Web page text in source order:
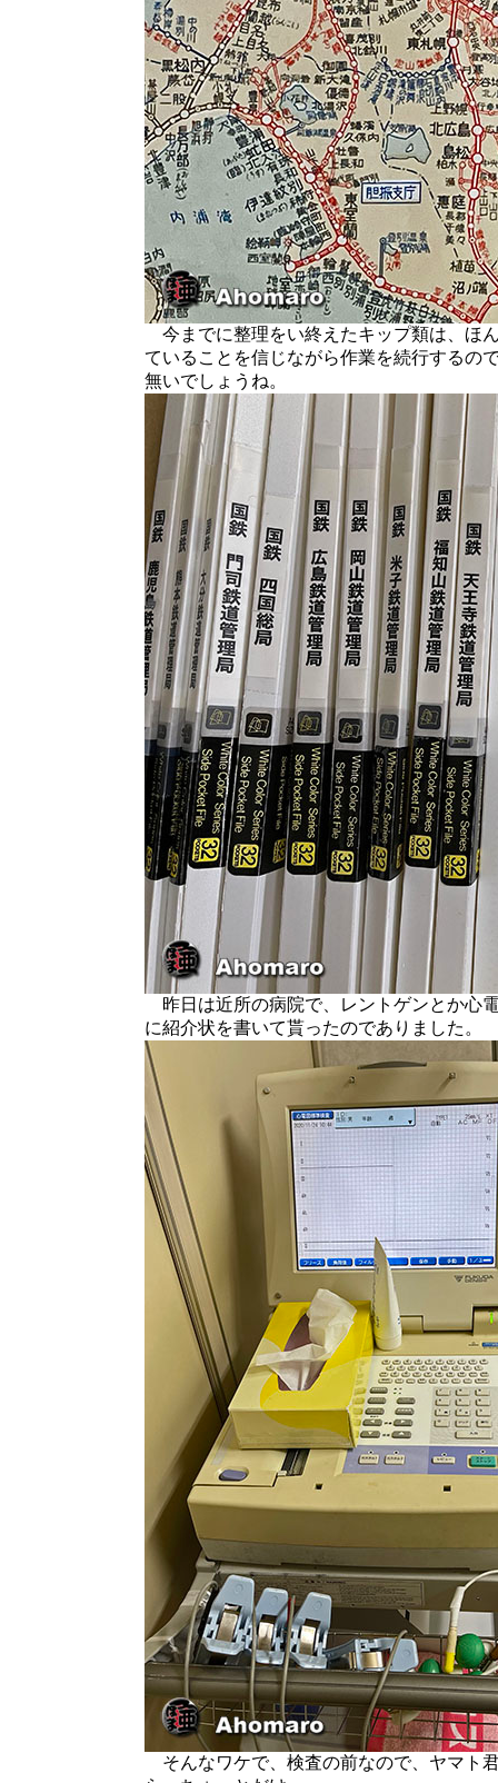
今までに整理をい終えたキップ類は、ほ
ていることを信じながら作業を続行するの
無いでしょうね。
昨日は近所の病院で、レントゲンとか心
に紹介状を書いて貰ったのでありました。
そんなワケで、検査の前なので、ヤマト